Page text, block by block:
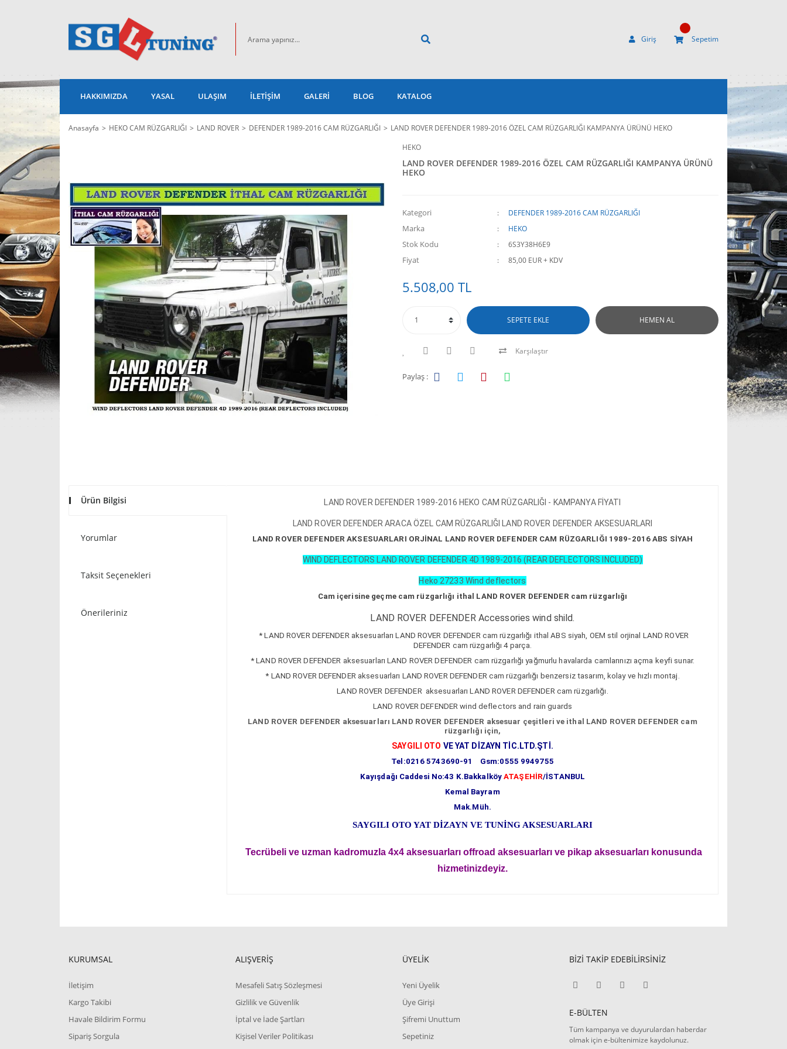
Giriş Sepetim
HAKKIMIZDA YASAL ULAŞIM İLETİŞİM GALERİ BLOG KATALOG
Anasayfa HEKO CAM RÜZGARLIĞI LAND ROVER DEFENDER 1989-2016 CAM RÜZGARLIĞI
LAND ROVER DEFENDER 1989-2016 ÖZEL CAM RÜZGARLIĞI KAMPANYA ÜRÜNÜ HEKO
HEKO
LAND ROVER DEFENDER 1989-2016 ÖZEL CAM RÜZGARLIĞI KAMPANYA ÜRÜNÜ
HEKO
Kategori DEFENDER 1989-2016 CAM RÜZGARLIĞI
Marka HEKO
Stok Kodu 6S3Y38H6E9
Fiyat 85,00 EUR + KDV
5.508,00 TL
SEPETE EKLE HEMEN AL
Karşılaştır
Paylaş :
Ürün Bilgisi
Yorumlar
Taksit Seçenekleri
Önerileriniz
LAND ROVER DEFENDER 1989-2016 HEKO CAM RÜZGARLIĞI - KAMPANYA FİYATI
LAND ROVER DEFENDER ARACA ÖZEL CAM RÜZGARLIĞI LAND ROVER DEFENDER AKSESUARLARI
LAND ROVER DEFENDER AKSESUARLARI ORJİNAL LAND ROVER DEFENDER CAM RÜZGARLIĞI 1989-2016 ABS SİYAH
WIND DEFLECTORS LAND ROVER DEFENDER 4D 1989-2016 (REAR DEFLECTORS INCLUDED)
Heko 27233 Wind deflectors
Cam içerisine geçme cam rüzgarlığı ithal LAND ROVER DEFENDER cam rüzgarlığı
LAND ROVER DEFENDER Accessories wind shild.
* LAND ROVER DEFENDER aksesuarları LAND ROVER DEFENDER cam rüzgarlığı ithal ABS siyah, OEM stil orjinal LAND ROVER
DEFENDER cam rüzgarlığı 4 parça.
* LAND ROVER DEFENDER aksesuarları LAND ROVER DEFENDER cam rüzgarlığı yağmurlu havalarda camlarınızı açma keyfi sunar.
* LAND ROVER DEFENDER aksesuarları LAND ROVER DEFENDER cam rüzgarlığı benzersiz tasarım, kolay ve hızlı montaj.
LAND ROVER DEFENDER aksesuarları LAND ROVER DEFENDER cam rüzgarlığı.
LAND ROVER DEFENDER wind deflectors and rain guards
LAND ROVER DEFENDER aksesuarları LAND ROVER DEFENDER aksesuar çeşitleri ve ithal LAND ROVER DEFENDER cam
rüzgarlığı için,
SAYGILI OTO VE YAT DİZAYN TİC.LTD.ŞTİ.
Tel:0216 5743690-91 Gsm:0555 9949755
Kayışdağı Caddesi No:43 K.BakkalköyATAŞEHİR/İSTANBUL
Kemal Bayram
Mak.Müh.
SAYGILI OTO YAT DİZAYN VE TUNİNG AKSESUARLARI
Tecrübeli ve uzman kadromuzla 4x4 aksesuarları offroad aksesuarları ve pikap aksesuarları konusunda
hizmetinizdeyiz.
KURUMSAL
İletişim
Kargo Takibi
Havale Bildirim Formu
Sipariş Sorgula
ALIŞVERİŞ
Mesafeli Satış Sözleşmesi
Gizlilik ve Güvenlik
İptal ve İade Şartları
Kişisel Veriler Politikası
ÜYELİK
Yeni Üyelik
Üye Girişi
Şifremi Unuttum
Sepetiniz
BİZİ TAKİP EDEBİLİRSİNİZ
E-BÜLTEN
Tüm kampanya ve duyurulardan haberdar
olmak için e-bültenimize kaydolunuz.